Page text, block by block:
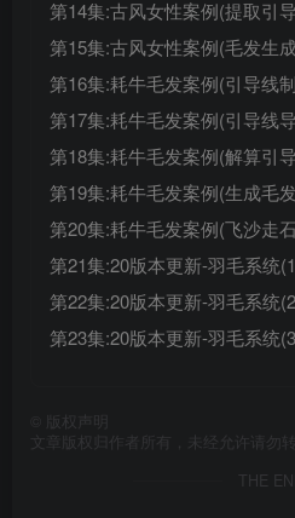
第14集:古风女性案例(提取引
第15集:古风女性案例(毛发生
第16集:耗牛毛发案例(引导线
第17集:耗牛毛发案例(引导线
第18集:耗牛毛发案例(解算引
第19集:耗牛毛发案例(生成毛
第20集:耗牛毛发案例(飞沙走
第21集:20版本更新-羽毛系统
第22集:20版本更新-羽毛系统
第23集:20版本更新-羽毛系统
版权声明
文章版权归作者所有，未经允许请勿转
THE